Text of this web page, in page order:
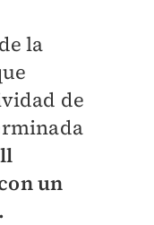
la
de
un